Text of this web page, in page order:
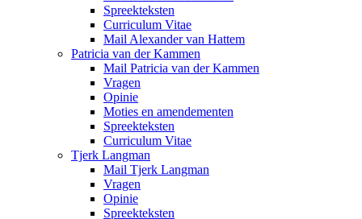
Spreekteksten
Curriculum Vitae
Mail Alexander van Hattem
Patricia van der Kammen
Mail Patricia van der Kammen
Vragen
Opinie
Moties en amendementen
Spreekteksten
Curriculum Vitae
Tjerk Langman
Mail Tjerk Langman
Vragen
Opinie
Spreekteksten